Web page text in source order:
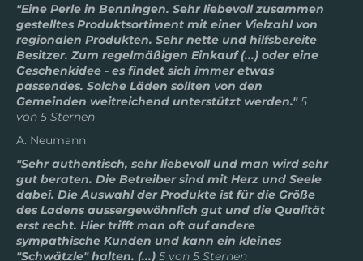
"Eine Perle in Benningen. Sehr liebevoll zusammen
gestelltes Produktsortiment mit einer Vielzahl von
regionalen Produkten. Sehr nette und hilfsbereite
Besitzer. Zum regelmäßigen Einkauf (...) oder eine
Geschenkidee - es findet sich immer etwas
passendes. Solche Läden sollten von den
Gemeinden weitreichend unterstützt werden."5
von 5 Sternen
A. Neumann
"Sehr authentisch, sehr liebevoll und man wird sehr
gut beraten. Die Betreiber sind mit Herz und Seele
dabei. Die Auswahl der Produkte ist für die Größe
des Ladens aussergewöhnlich gut und die Qualität
erst recht. Hier trifft man oft auf andere
sympathische Kunden und kann ein kleines
"Schwätzle" halten. (...) 5 von 5 Sternen